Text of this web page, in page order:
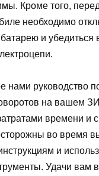
Кроме того,
необходимо
и убедиться
нами руководство
на вашем
времени и
во время
и
Удачи вам